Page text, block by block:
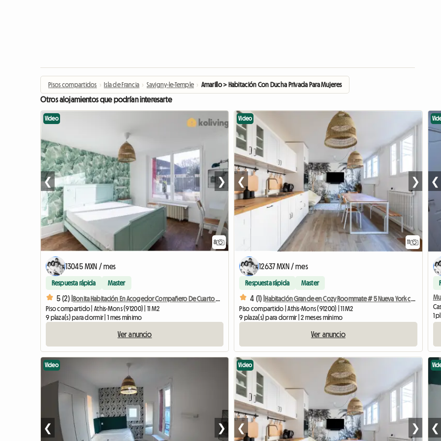
Pisos compartidos › Isla de Francia › Savigny-le-Temple › Amarillo > Habitación Con Ducha Privada Para Mujeres
Otros alojamientos que podrían interesarte
8
Video
❮ ❯
13045 MXN / mes
Respuesta rápida Master
5 (2) |
Bonita Habitación En Acogedor Compañero De Cuarto # 2
Piso compartido | Athis-Mons (91200) | 11 M2
9 plaza(s) para dormir | 1 mes mínimo
Ver anuncio
11
Video
❮ ❯
12637 MXN / mes
Respuesta rápida Master
4 (1) |
Habitación Grande en Cozy Roommate # 5 Nueva York cerca de Olry
Piso compartido | Athis-Mons (91200) | 11 M2
9 plaza(s) para dormir | 2 meses mínimo
Ver anuncio
❮
1
Video
❮ ❯
Video
❮ ❯ ❮